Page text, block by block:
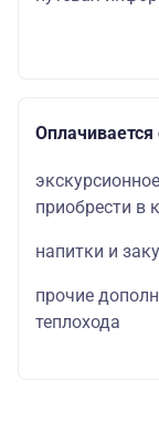
Оплачивается
приобрести в
напитки и
прочие
теплохода